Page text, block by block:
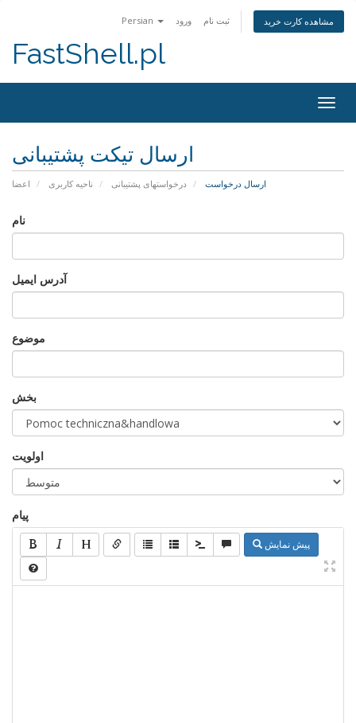
Persian ورود ثبت نام مشاهده کارت خرید
FastShell.pl
ارسال تیکت پشتیبانی
اعضا ناحیه کاربری درخواستهای پشتیبانی ارسال درخواست
نام
آدرس ایمیل
موضوع
بخش
اولویت
پیام
پیش نمایش